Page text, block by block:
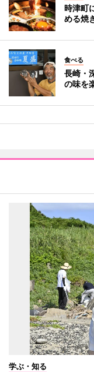
時津町
める焼
食べる
長崎・
の味を
学ぶ・知る